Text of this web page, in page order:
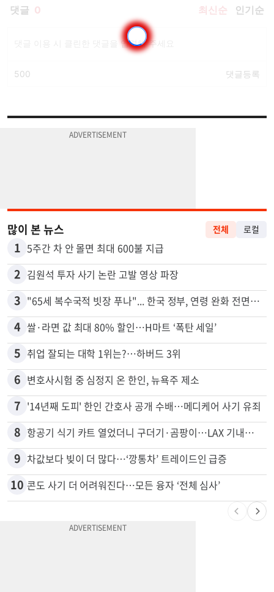
많이 본 뉴스 전체 로컬
1 5주간 차 안 몰면 최대 600불 지급
2 김원석 투자 사기 논란 고발 영상 파장
3 "65세 복수국적 빗장 푸나"... 한국 정부, 연령 완화 전면 추진
4 쌀·라면 값 최대 80% 할인…H마트 ‘폭탄 세일’
5 취업 잘되는 대학 1위는?…하버드 3위
6 변호사시험 중 심정지 온 한인, 뉴욕주 제소
7 '14년째 도피' 한인 간호사 공개 수배…메디케어 사기 유죄
8 항공기 식기 카트 열었더니 구더기·곰팡이…LAX 기내식 업체 논란
9 차값보다 빚이 더 많다…‘깡통차’ 트레이드인 급증
10 콘도 사기 더 어려워진다…모든 융자 ‘전체 심사’